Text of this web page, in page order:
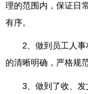
理的范围内，保证日
有序。
2、做到员工人
的清晰明确，严格规
3、做到了收、